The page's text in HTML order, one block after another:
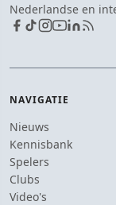
Nederlandse en
NAVIGATIE
Nieuws
Kennisbank
Spelers
Clubs
Video's